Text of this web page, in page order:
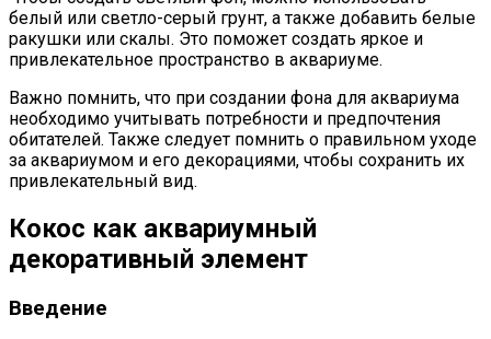
белый или светло-серый грунт, а также добавить белые
ракушки или скалы. Это поможет создать яркое и
привлекательное пространство в аквариуме.
Важно помнить, что при создании фона для аквариума
необходимо учитывать потребности и предпочтения
обитателей. Также следует помнить о правильном уходе
за аквариумом и его декорациями, чтобы сохранить их
привлекательный вид.
Кокос как аквариумный
декоративный элемент
Введение